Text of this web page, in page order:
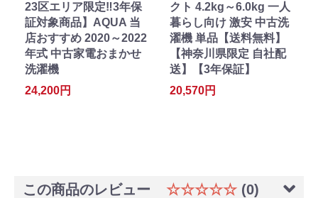
23区エリア限定‼3年保
証対象商品】AQUA 当
店おすすめ 2020～2022
年式 中古家電おまかせ
洗濯機
24,200円
クト 4.2kg～6.0kg 一人
暮らし向け 激安 中古洗
濯機 単品【送料無料】
【神奈川県限定 自社配
送】【3年保証】
20,570円
この商品のレビュー ☆☆☆☆☆ (0)